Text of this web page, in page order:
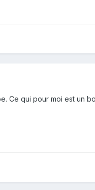
Ce qui pour moi est un